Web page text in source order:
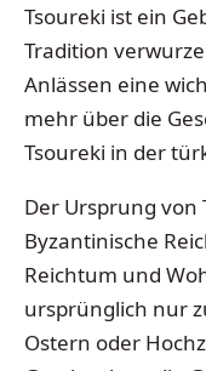
Tsoureki ist ein
Tradition
Anlässen eine
mehr über die
Tsoureki in der
Der Ursprung von
Byzantinische
Reichtum und
ursprünglich nur
Ostern oder